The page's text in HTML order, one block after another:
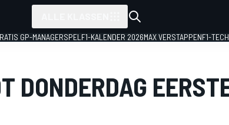
GP-MANAGERSPEL F1-KALENDER 2026MAX VERSTAPPENF1-TECH
DONDERDAG